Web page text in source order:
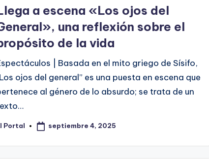
a escena «Los ojos del
una reflexión sobre el
de la vida
| Basada en el mito griego de Sísifo,
ojos del general” es una puesta en escena que
al género de lo absurdo; se trata de un
Portal septiembre 4, 2025